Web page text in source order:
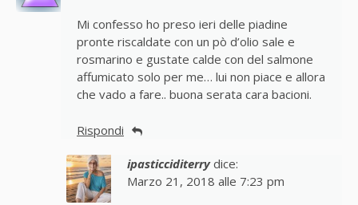
Mi confesso ho preso ieri delle piadine
pronte riscaldate con un pò d’olio sale e
rosmarino e gustate calde con del salmone
affumicato solo per me… lui non piace e allora
che vado a fare.. buona serata cara bacioni.
Rispondi
ipasticciditerry dice:
Marzo 21, 2018 alle 7:23 pm